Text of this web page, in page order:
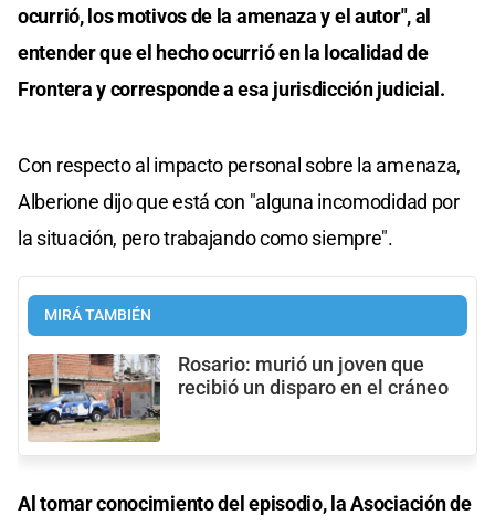
ocurrió, los motivos de la amenaza y el autor", al
entender que el hecho ocurrió en la localidad de
Frontera y corresponde a esa jurisdicción judicial.
Con respecto al impacto personal sobre la amenaza,
Alberione dijo que está con "alguna incomodidad por
la situación, pero trabajando como siempre".
MIRÁ TAMBIÉN
Rosario: murió un joven que
recibió un disparo en el cráneo
Al tomar conocimiento del episodio, la Asociación de